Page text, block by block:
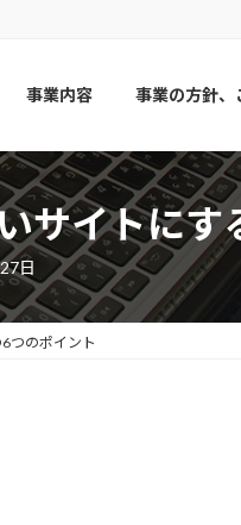
事業内容 事業の方針、
サイトに
日
つのポイント